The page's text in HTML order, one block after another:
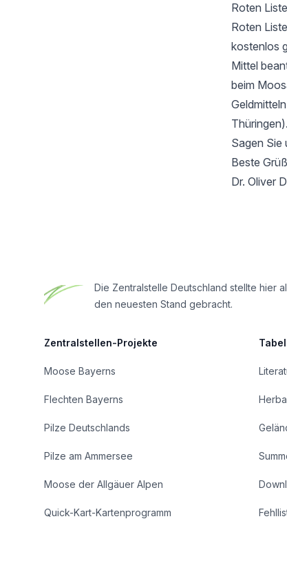
Roten
Roten
kostenlos
Mittel
beim
Sagen Sie
Beste
Dr. Oliver
Die Zentralstelle Deutschland stellte hier
den neuesten Stand gebracht.
Zentralstellen-Projekte
Moose Bayerns
Flechten Bayerns
Pilze Deutschlands
Pilze am Ammersee
Moose der Allgäuer Alpen
Quick-Kart-Kartenprogramm